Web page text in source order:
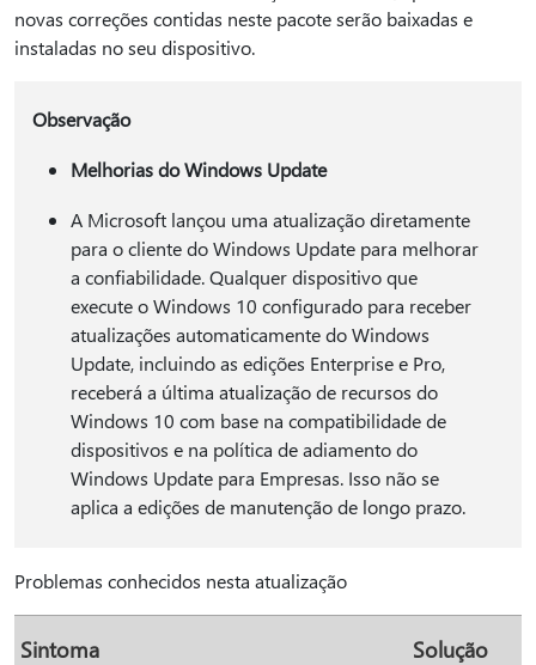
novas correções contidas neste pacote serão baixadas e
instaladas no seu dispositivo.
Observação
Melhorias do Windows Update
A Microsoft lançou uma atualização diretamente
para o cliente do Windows Update para melhorar
a confiabilidade. Qualquer dispositivo que
execute o Windows 10 configurado para receber
atualizações automaticamente do Windows
Update, incluindo as edições Enterprise e Pro,
receberá a última atualização de recursos do
Windows 10 com base na compatibilidade de
dispositivos e na política de adiamento do
Windows Update para Empresas. Isso não se
aplica a edições de manutenção de longo prazo.
Problemas conhecidos nesta atualização
Sintoma
Solução